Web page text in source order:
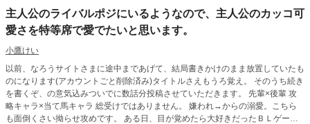
主人公のライバルポジにいるようなので、主人公のカッコ可
愛さを特等席で愛でたいと思います。
小鷹けい
以前、なろうサイトさまに途中まであげて、結局書きかけのまま放置していたも
のになります(アカウントごと削除済み)タイトルさえもうろ覚え。 そのうち続き
を書くぞ、の意気込みついでに数話分投稿させていただきます。 先輩×後輩 攻
略キャラ×当て馬キャラ 総受けではありません。 嫌われ→からの溺愛。こちら
も面倒くさい拗らせ攻めです。 ある日、目が覚めたら大好きだったＢＬゲーム